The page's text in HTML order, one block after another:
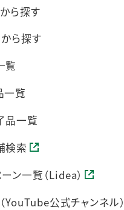
ら探す
ら探す
覧
一覧
品一覧
検索
ン一覧（Lidea）
YouTube公式チャンネル）